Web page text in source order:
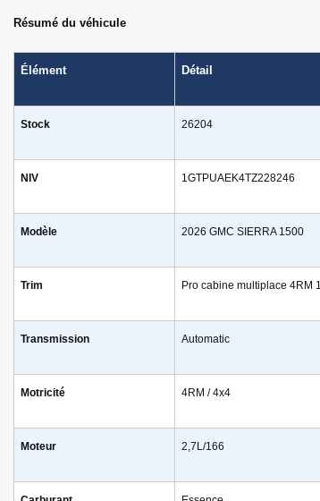
Résumé du véhicule
Élément Détail
Stock 26204
NIV 1GTPUAEK4TZ228246
Modèle 2026 GMC SIERRA 1500
Trim Pro cabine multiplace 4RM
Transmission Automatic
Motricité 4RM / 4x4
Moteur 2,7L/166